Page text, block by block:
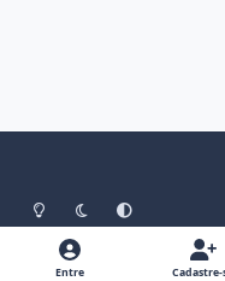
Light ModeDark ModeSystem Preference
Idiomas Tema
Entre Cadastre-